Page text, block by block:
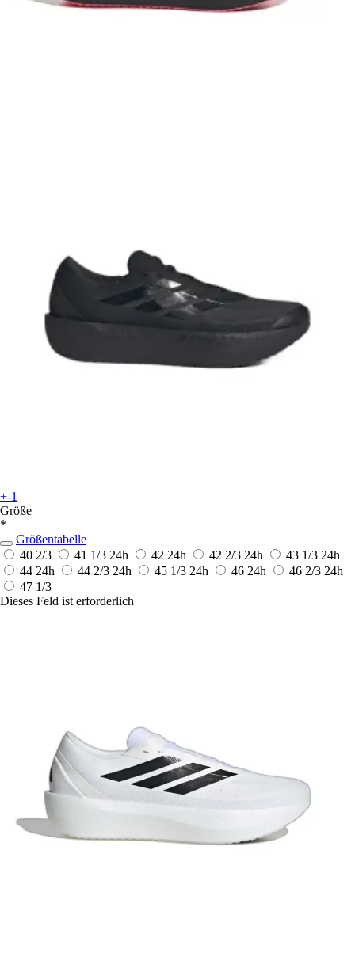
+-1
Größe
*
Größentabelle
40 2/3
41 1/3 24h 42 24h 42 2/3 24h 43 1/3 24h
44 24h 44 2/3 24h 45 1/3 24h 46 24h 46 2/3 24h
47 1/3
Dieses Feld ist erforderlich